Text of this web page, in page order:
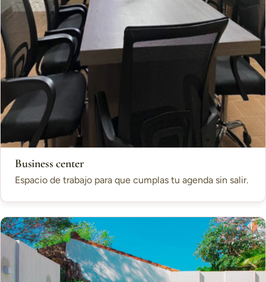
Business center
Espacio de trabajo para que cumplas tu agenda sin salir.